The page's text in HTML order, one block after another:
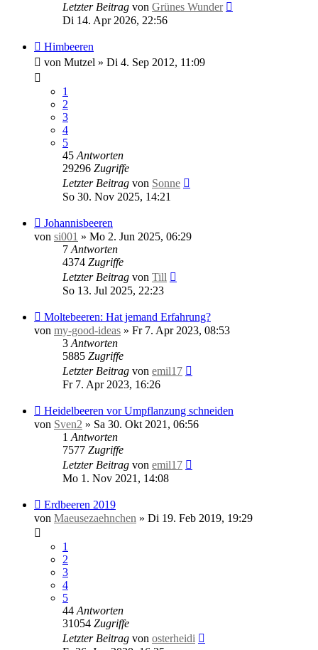
Letzter Beitrag von Grünes Wunder
Di 14. Apr 2026, 22:56
Himbeeren
von Mutzel » Di 4. Sep 2012, 11:09
1
2
3
4
5
45 Antworten
29296 Zugriffe
Letzter Beitrag von Sonne
So 30. Nov 2025, 14:21
Johannisbeeren
von si001 » Mo 2. Jun 2025, 06:29
7 Antworten
4374 Zugriffe
Letzter Beitrag von Till
So 13. Jul 2025, 22:23
Moltebeeren: Hat jemand Erfahrung?
von my-good-ideas » Fr 7. Apr 2023, 08:53
3 Antworten
5885 Zugriffe
Letzter Beitrag von emil17
Fr 7. Apr 2023, 16:26
Heidelbeeren vor Umpflanzung schneiden
von Sven2 » Sa 30. Okt 2021, 06:56
1 Antworten
7577 Zugriffe
Letzter Beitrag von emil17
Mo 1. Nov 2021, 14:08
Erdbeeren 2019
von Maeusezaehnchen » Di 19. Feb 2019, 19:29
1
2
3
4
5
44 Antworten
31054 Zugriffe
Letzter Beitrag von osterheidi